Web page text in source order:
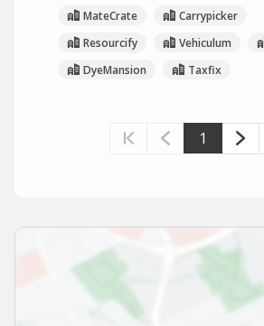
MateCrate
Carrypicker
Resourcify
Vehiculum
DyeMansion
Taxfix
1